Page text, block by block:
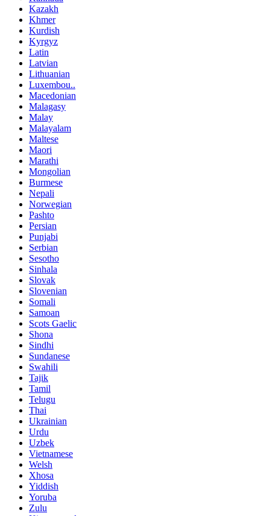
Kazakh
Khmer
Kurdish
Kyrgyz
Latin
Latvian
Lithuanian
Luxembou..
Macedonian
Malagasy
Malay
Malayalam
Maltese
Maori
Marathi
Mongolian
Burmese
Nepali
Norwegian
Pashto
Persian
Punjabi
Serbian
Sesotho
Sinhala
Slovak
Slovenian
Somali
Samoan
Scots Gaelic
Shona
Sindhi
Sundanese
Swahili
Tajik
Tamil
Telugu
Thai
Ukrainian
Urdu
Uzbek
Vietnamese
Welsh
Xhosa
Yiddish
Yoruba
Zulu